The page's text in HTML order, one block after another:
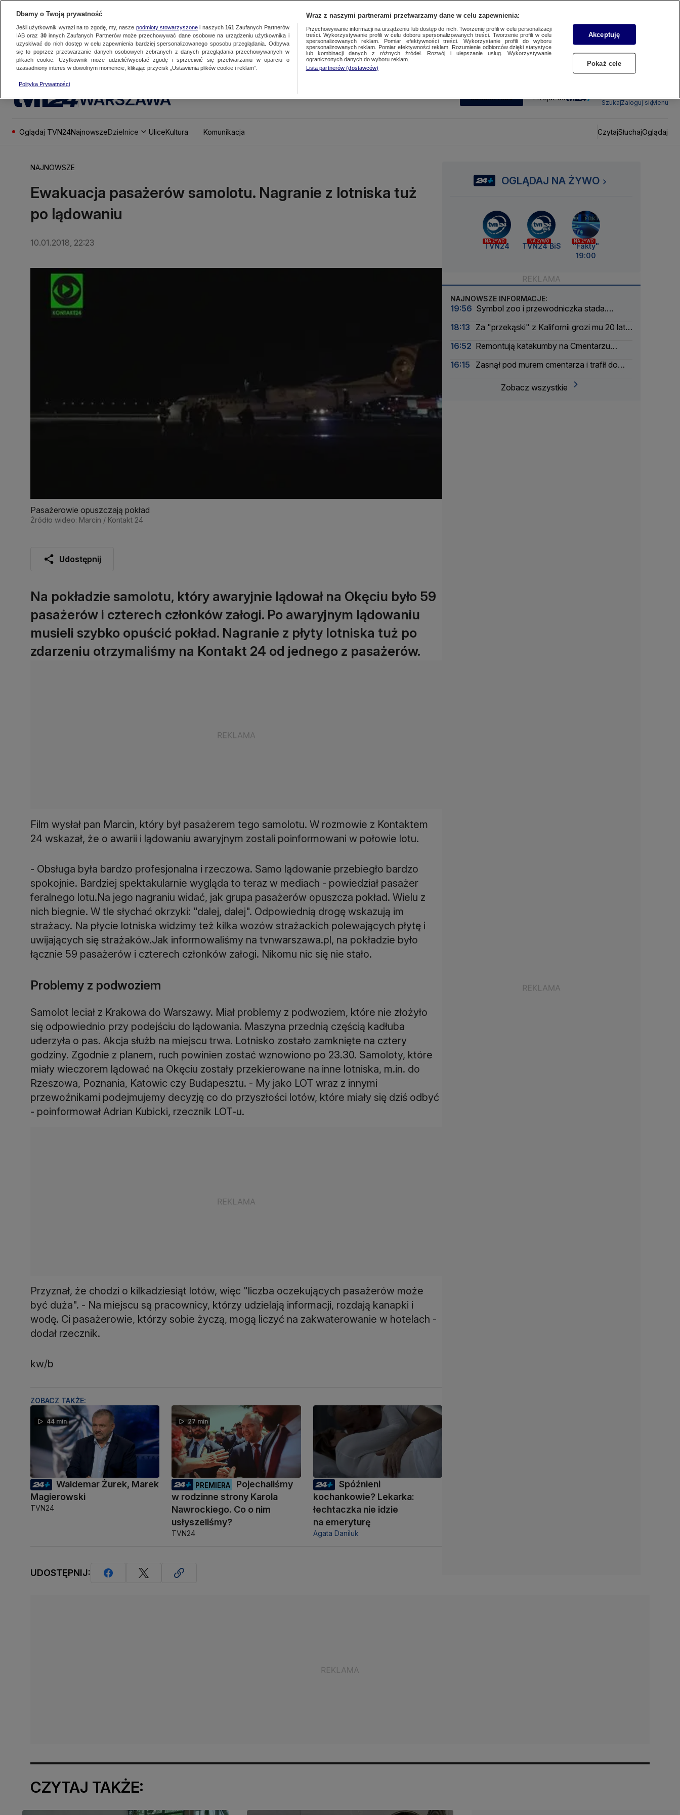
WARSZAWA SUBSKRYBUJ Przejdź do
SzukajZaloguj sięMenu
Oglądaj TVN24NajnowszeDzielnice UliceKultura Komunikacja CzytajSłuchajOglądaj
NAJNOWSZE
Ewakuacja pasażerów samolotu. Nagranie z lotniska tuż
po lądowaniu
10.01.2018, 22:23
Pasażerowie opuszczają pokład
Źródło wideo: Marcin / Kontakt 24
Udostępnij
Na pokładzie samolotu, który awaryjnie lądował na Okęciu było 59
pasażerów i czterech członków załogi. Po awaryjnym lądowaniu
musieli szybko opuścić pokład. Nagranie z płyty lotniska tuż po
zdarzeniu otrzymaliśmy na Kontakt 24 od jednego z pasażerów.
Film wysłał pan Marcin, który był pasażerem tego samolotu. W rozmowie z Kontaktem
24 wskazał, że o awarii i lądowaniu awaryjnym zostali poinformowani w połowie lotu.
- Obsługa była bardzo profesjonalna i rzeczowa. Samo lądowanie przebiegło bardzo
spokojnie. Bardziej spektakularnie wygląda to teraz w mediach - powiedział pasażer
feralnego lotu.Na jego nagraniu widać, jak grupa pasażerów opuszcza pokład. Wielu z
nich biegnie. W tle słychać okrzyki: "dalej, dalej". Odpowiednią drogę wskazują im
strażacy. Na płycie lotniska widzimy też kilka wozów strażackich polewających płytę i
uwijających się strażaków.Jak informowaliśmy na tvnwarszawa.pl, na pokładzie było
łącznie 59 pasażerów i czterech członków załogi. Nikomu nic się nie stało.
Problemy z podwoziem
Samolot leciał z Krakowa do Warszawy. Miał problemy z podwoziem, które nie złożyło
się odpowiednio przy podejściu do lądowania. Maszyna przednią częścią kadłuba
uderzyła o pas. Akcja służb na miejscu trwa. Lotnisko zostało zamknięte na cztery
godziny. Zgodnie z planem, ruch powinien zostać wznowiono po 23.30. Samoloty, które
miały wieczorem lądować na Okęciu zostały przekierowane na inne lotniska, m.in. do
Rzeszowa, Poznania, Katowic czy Budapesztu. - My jako LOT wraz z innymi
przewoźnikami podejmujemy decyzję co do przyszłości lotów, które miały się dziś odbyć
- poinformował Adrian Kubicki, rzecznik LOT-u.
Przyznał, że chodzi o kilkadziesiąt lotów, więc "liczba oczekujących pasażerów może
być duża". - Na miejscu są pracownicy, którzy udzielają informacji, rozdają kanapki i
wodę. Ci pasażerowie, którzy sobie życzą, mogą liczyć na zakwaterowanie w hotelach -
dodał rzecznik.
kw/b
ZOBACZ TAKŻE:
44 min
Waldemar Żurek, Marek
Magierowski
TVN24
27 min
PREMIERA
Pojechaliśmy
w rodzinne strony Karola
Nawrockiego. Co o nim
usłyszeliśmy?
TVN24
Spóźnieni
kochankowie? Lekarka:
łechtaczka nie idzie
na emeryturę
Agata Daniluk
UDOSTĘPNIJ:
OGLĄDAJ NA ŻYWO
NA ŻYWO
TVN24
NA ŻYWO
TVN24 BiS
NA ŻYWO
"Fakty"
19:00
NAJNOWSZE INFORMACJE:
19:56 Symbol zoo i przewodniczka stada.
18:13
Za "przekąski" z Kalifornii grozi mu 20 lat
16:52 Remontują katakumby na Cmentarzu
16:15
Zasnął pod murem cmentarza i trafił do
Zobacz wszystkie
CZYTAJ TAKŻE:
Dbamy o Twoją prywatność
Jeśli użytkownik wyrazi na to zgodę, my, nasze podmioty stowarzyszonei naszych 161 Zaufanych Partnerów
IAB oraz 30innych Zaufanych Partnerów może przechowywać dane osobowe na urządzeniu użytkownika i
uzyskiwać do nich dostęp w celu zapewnienia bardziej spersonalizowanego sposobu przeglądania. Odbywa
się to poprzez przetwarzanie danych osobowych zebranych z danych przeglądania przechowywanych w
plikach cookie. Użytkownik może udzielić/wycofać zgodę i sprzeciwić się przetwarzaniu w oparciu o
uzasadniony interes w dowolnym momencie, klikając przycisk „Ustawienia plików cookie i reklam”.
Polityka Prywatności
Wraz z naszymi partnerami przetwarzamy dane w celu zapewnienia:
Przechowywanie informacji na urządzeniu lub dostęp do nich. Tworzenie profili w celu personalizacji
treści. Wykorzystywanie profili w celu doboru spersonalizowanych treści. Tworzenie profili w celu
spersonalizowanych reklam. Pomiar efektywności treści. Wykorzystanie profili do wyboru
spersonalizowanych reklam. Pomiar efektywności reklam. Rozumienie odbiorców dzięki statystyce
lub kombinacji danych z różnych źródeł. Rozwój i ulepszanie usług. Wykorzystywanie
ograniczonych danych do wyboru reklam.
Lista partnerów (dostawców)
Akceptuję
Pokaż cele